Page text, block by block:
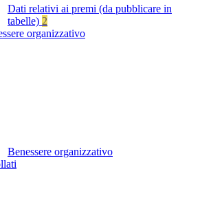
Dati relativi ai premi (da pubblicare in
tabelle) 2
organizzativo
Benessere organizzativo